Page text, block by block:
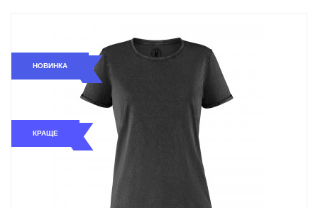
НОВИНКА
КРАЩЕ